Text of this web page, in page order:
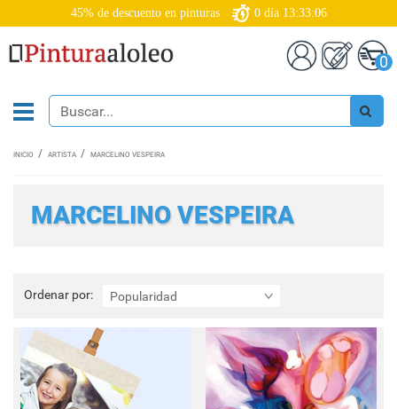
45% de descuento en pinturas 0 día 13:33:05
0
INICIO ARTISTA MARCELINO VESPEIRA
MARCELINO VESPEIRA
Ordenar por: Popularidad
Ordenar
por: